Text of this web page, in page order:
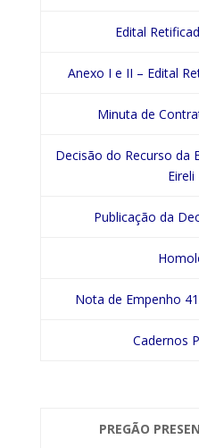
Edital
Anexo I e II – Edital
Minuta de
Decisão do Recurso da
Eireli
Publicação da
Nota de Empenho
Cadernos
PREGÃO